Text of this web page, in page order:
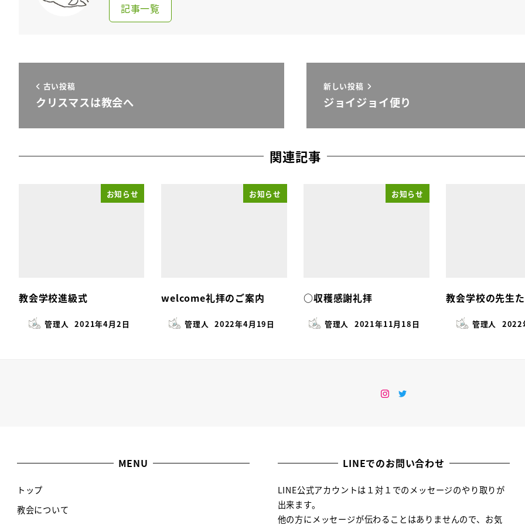
記事一覧
古い投稿
クリスマスは教会へ
新しい投稿
ジョイジョイ便り
関連記事
お知らせ
教会学校進級式
管理人 2021年4月2日
お知らせ
welcome礼拝のご案内
管理人 2022年4月19日
お知らせ
○収穫感謝礼拝
管理人 2021年11月18日
教会学校の先生
管理人 2022
Instagram
Twitter
MENU
トップ
教会について
LINEでのお問い合わせ
LINE公式アカウントは１対１でのメッセージのやり取りが
出来ます。
他の方にメッセージが伝わることはありませんので、お気